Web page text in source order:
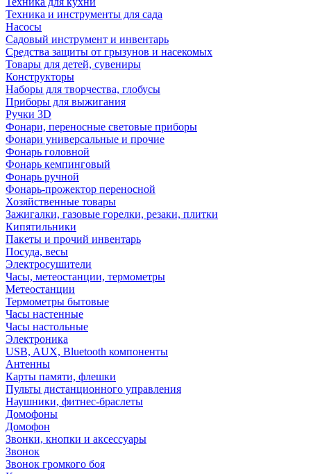
Техника и инструменты для сада
Насосы
Садовый инструмент и инвентарь
Средства защиты от грызунов и насекомых
Товары для детей, сувениры
Конструкторы
Наборы для творчества, глобусы
Приборы для выжигания
Ручки 3D
Фонари, переносные световые приборы
Фонари универсальные и прочие
Фонарь головной
Фонарь кемпинговый
Фонарь ручной
Фонарь-прожектор переносной
Хозяйственные товары
Зажигалки, газовые горелки, резаки, плитки
Кипятильники
Пакеты и прочий инвентарь
Посуда, весы
Электросушители
Часы, метеостанции, термометры
Метеостанции
Термометры бытовые
Часы настенные
Часы настольные
Электроника
USB, AUX, Bluetooth компоненты
Антенны
Карты памяти, флешки
Пульты дистанционного управления
Наушники, фитнес-браслеты
Домофоны
Домофон
Звонки, кнопки и аксессуары
Звонок
Звонок громкого боя